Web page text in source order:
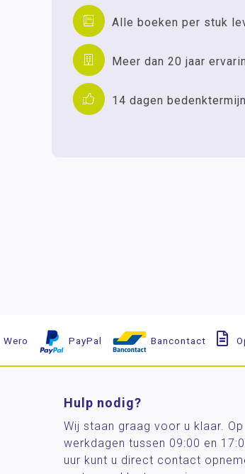
Alle boeken per stuk
Meer dan 20 jaar
14 dagen bedenktermijn
Wero PayPal Bancontact
Hulp nodig?
Wij staan graag voor u klaar. Op
werkdagen tussen 09:00 en
uur kunt u direct contact